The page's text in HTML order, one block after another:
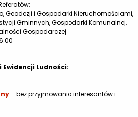
Geodezji i Gospodarki Nieruchomościami,
Gminnych, Gospodarki Komunalnej,
Gospodarczej
Ewidencji Ludności:
– bez przyjmowania interesantów i